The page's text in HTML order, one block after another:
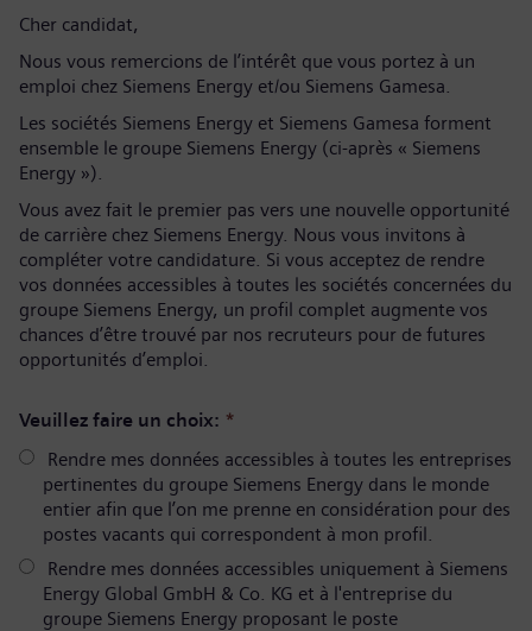
Cher candidat,
Nous vous remercions de l’intérêt que vous portez à un
emploi chez Siemens Energy et/ou Siemens Gamesa.
Les sociétés Siemens Energy et Siemens Gamesa forment
ensemble le groupe Siemens Energy (ci-après « Siemens
Energy »).
Vous avez fait le premier pas vers une nouvelle opportunité
de carrière chez Siemens Energy. Nous vous invitons à
compléter votre candidature. Si vous acceptez de rendre
vos données accessibles à toutes les sociétés concernées du
groupe Siemens Energy, un profil complet augmente vos
chances d’être trouvé par nos recruteurs pour de futures
opportunités d’emploi.
Veuillez faire un choix: *
Rendre mes données accessibles à toutes les entreprises
pertinentes du groupe Siemens Energy dans le monde
entier afin que l’on me prenne en considération pour des
postes vacants qui correspondent à mon profil.
Rendre mes données accessibles uniquement à Siemens
Energy Global GmbH & Co. KG et à l'entreprise du
groupe Siemens Energy proposant le poste